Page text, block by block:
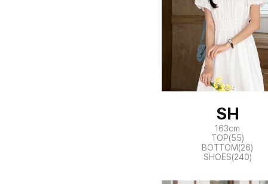
SH
163cm
TOP(55)
BOTTOM(26)
SHOES(240)